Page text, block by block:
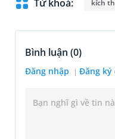
Từ khoá: kích
Bình luận (0)
Đăng nhập Đăng ký